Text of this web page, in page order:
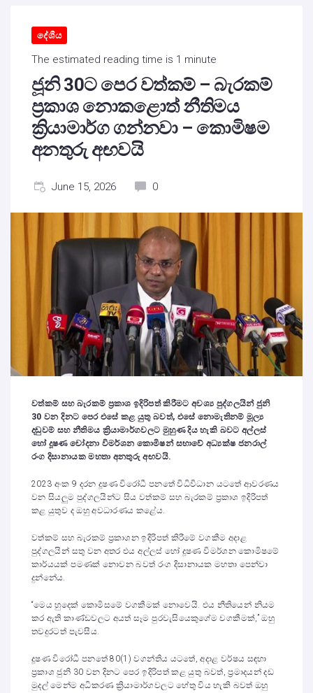
දේශීය
The estimated reading time is 1 minute
ජූනි 30ට පෙර වත්කම් – බැරකම්
ප්‍රකාශ නොකළොත් නීතිමය
ක්‍රියාමාර්ග ගන්නවා – කොමිෂම
අනතුරු අඟවයි
June 15, 2026 0
වත්කම් සහ බැරකම් ප්‍රකාශ ඉදිරිපත් කිරීමට අවශ්‍ය පුද්ගලයින් ජුනි
30 වන දිනට පෙර එසේ කළ යුතු බවත්, එසේ නොමැතිනම් මූල්‍ය
දඬුවම් සහ නීතිමය ක්‍රියාමාර්ගවලට මුහුණ දිය හැකි බවට අල්ලස්
හෝ දූෂණ චෝදනා විමර්ශන කොමිෂන් සභාවේ අධ්‍යක්ෂ ජනරාල්
රංග දිසානායක මහතා අනතුරු අඟවයි.
2023 අංක 9 දරන දූෂණ විරෝධී පනතේ විධිවිධාන යටතේ ආවරණය
වන සියලුම පුද්ගලයින්ට සිය වත්කම් සහ බැරකම් ප්‍රකාශ ඉදිරිපත්
කළ යුතුව ද ඔහු අවධාරණය කළේය.
වත්කම් සහ බැරකම් ප්‍රකාශන ඉදිරිපත් කිරීමේ වගකීම අදාළ
පුද්ගලයින් සතු වන අතර එය අල්ලස් හෝ දූෂණ විමර්ශන කොමිෂමේ
කාර්යයක් පමණක් නොවන බවත් රංග දිසානායක මහතා පෙන්වා
දුන්නේය.
“මෙය හුදෙක් කොමිසමේ වගකීමක් නොවෙයි. එය නීතියෙන් නියම
කර ඇති කාණ්ඩවලට අයත් සෑම පුරවැසියෙකුගේම වගකීමක්,” ඔහු
තවදුරටත් පැවසීය.
දූෂණ විරෝධී පනතේ 80(1) වගන්තිය යටතේ, අදාළ වර්ෂය සඳහා
ප්‍රකාශ ජුනි 30 වන දිනට පෙර ඉදිරිපත් කළ යුතු බවත්, ප්‍රමාදයන් දඩ
මුදල් මෙන්ම අධිකරණ ක්‍රියාමාර්ගවලට හේතු විය හැකි බවත් ඔහු